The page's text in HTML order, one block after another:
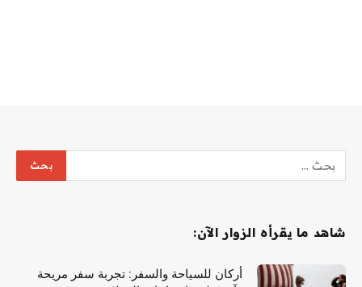
شاهد ما يقرأه الزوار الآن:
أركان للسياحة والسفر: تجربة سفر مريحة